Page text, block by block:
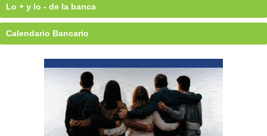
Lo + y lo - de la banca
Calendario Bancario